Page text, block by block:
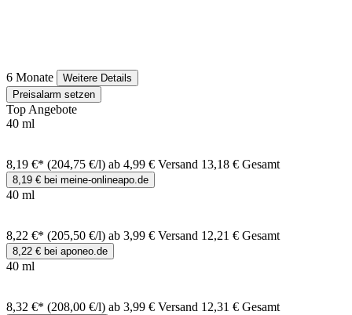
6 Monate
Weitere Details
Preisalarm setzen
Top Angebote
40 ml
8,19 €* (204,75 €/l) ab 4,99 € Versand 13,18 € Gesamt
8,19 € bei meine-onlineapo.de
40 ml
8,22 €* (205,50 €/l) ab 3,99 € Versand 12,21 € Gesamt
8,22 € bei aponeo.de
40 ml
8,32 €* (208,00 €/l) ab 3,99 € Versand 12,31 € Gesamt